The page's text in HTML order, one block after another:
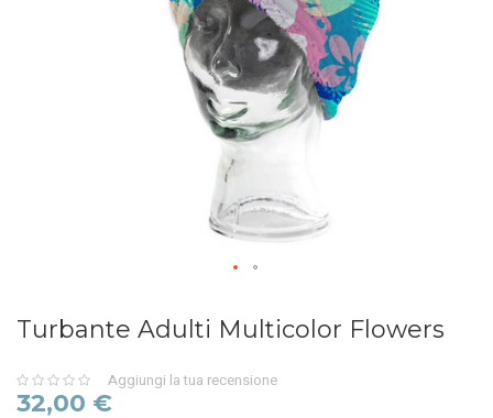
Turbante Adulti Multicolor Flowers
0%
Aggiungi la tua recensione
32,00 €